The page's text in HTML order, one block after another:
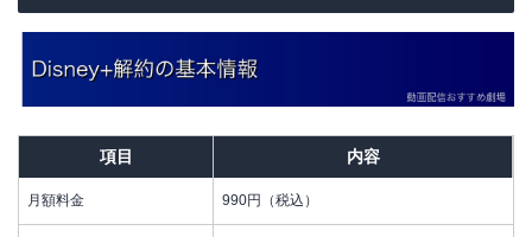
項目 内容
月額料金 990円（税込）